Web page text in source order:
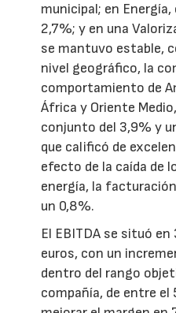
municipal; en
2,7%; y en una
se mantuvo estable,
nivel geográfico, la
comportamiento de
África y Oriente
conjunto del 3,9% y
que calificó de
efecto de la caída de
energía, la
un 0,8%.
El EBITDA se situó
euros, con un
dentro del rango
compañía, de entre